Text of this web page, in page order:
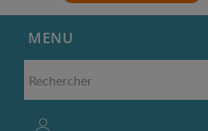
MENU